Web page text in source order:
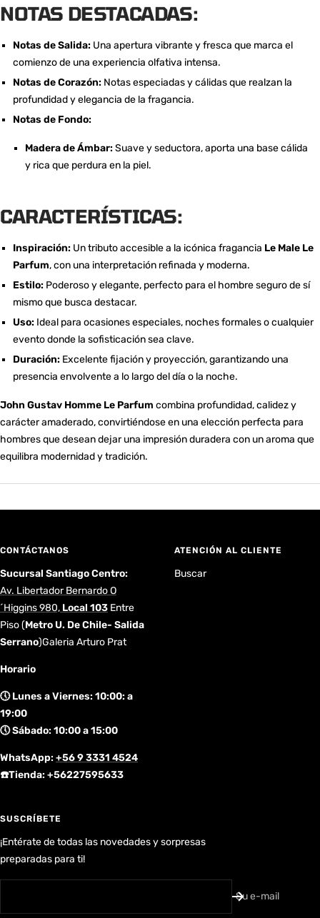
NOTAS DESTACADAS:
Notas de Salida:Una apertura vibrante y fresca que marca el
comienzo de una experiencia olfativa intensa.
Notas de Corazón:Notas especiadas y cálidas que realzan la
profundidad y elegancia de la fragancia.
Notas de Fondo:
Madera de Ámbar:Suave y seductora, aporta una base cálida
y rica que perdura en la piel.
CARACTERÍSTICAS:
Inspiración:Un tributo accesible a la icónica fragancia Le Male Le
Parfum, con una interpretación refinada y moderna.
Estilo:Poderoso y elegante, perfecto para el hombre seguro de sí
mismo que busca destacar.
Uso:Ideal para ocasiones especiales, noches formales o cualquier
evento donde la sofisticación sea clave.
Duración:Excelente fijación y proyección, garantizando una
presencia envolvente a lo largo del día o la noche.
John Gustav Homme Le Parfum combina profundidad, calidez y
carácter amaderado, convirtiéndose en una elección perfecta para
hombres que desean dejar una impresión duradera con un aroma que
equilibra modernidad y tradición.
CONTÁCTANOS
Sucursal Santiago Centro:
Av. Libertador Bernardo O
´Higgins 980, Local 103 Entre
Piso(Metro U. De Chile- Salida
Serrano)Galeria Arturo Prat
Horario
🕔 Lunes a Viernes: 10:00: a
19:00
🕔 Sábado: 10:00 a 15:00
WhatsApp:+56 9 3331 4524
☎️Tienda: +56227595633
ATENCIÓN AL CLIENTE
Buscar
SUSCRÍBETE
¡Entérate de todas las novedades y sorpresas
preparadas para ti!
Su e-mail